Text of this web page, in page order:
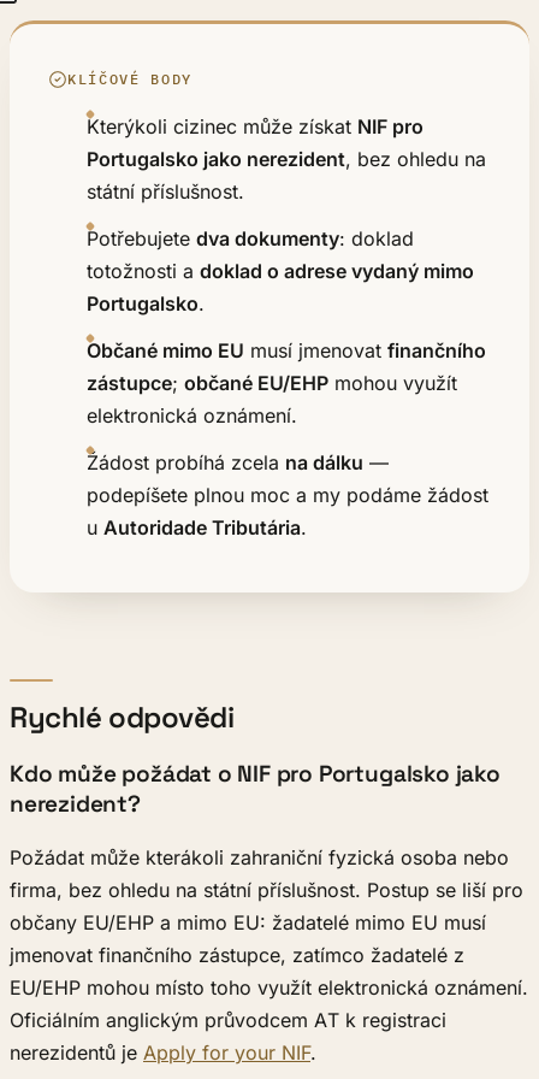
KLÍČOVÉ BODY
Kterýkoli cizinec může získat NIF pro
Portugalsko jako nerezident, bez ohledu na
státní příslušnost.
Potřebujete dva dokumenty: doklad
totožnosti a doklad o adrese vydaný mimo
Portugalsko.
Občané mimo EU musí jmenovat finančního
zástupce; občané EU/EHP mohou využít
elektronická oznámení.
Žádost probíhá zcela na dálku —
podepíšete plnou moc a my podáme žádost
u Autoridade Tributária.
Rychlé odpovědi
Kdo může požádat o NIF pro Portugalsko jako
nerezident?
Požádat může kterákoli zahraniční fyzická osoba nebo
firma, bez ohledu na státní příslušnost. Postup se liší pro
občany EU/EHP a mimo EU: žadatelé mimo EU musí
jmenovat finančního zástupce, zatímco žadatelé z
EU/EHP mohou místo toho využít elektronická oznámení.
Oficiálním anglickým průvodcem AT k registraci
nerezidentů je Apply for your NIF.